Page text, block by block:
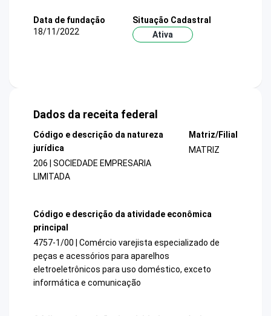
Data de fundação
18/11/2022
Situação Cadastral
Ativa
Dados da receita federal
Código e descrição da natureza
jurídica
206 | SOCIEDADE EMPRESARIA
LIMITADA
Matriz/Filial
MATRIZ
Código e descrição da atividade econômica
principal
4757-1/00 | Comércio varejista especializado de
peças e acessórios para aparelhos
eletroeletrônicos para uso doméstico, exceto
informática e comunicação